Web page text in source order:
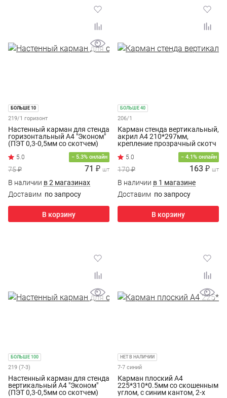
БОЛЬШЕ 10
219/1 горизонт
Настенный карман для стенда
горизонтальный А4 "Эконом"
(ПЭТ 0,3-0,5мм со скотчем)
− 5.3% онлайн
75 ₽ 71 ₽ шт
В наличии в 2 магазинах
Доставим по запросу
В корзину
БОЛЬШЕ 40
206/1
Карман стенда вертикальный,
акрил А4 210*297мм,
крепление прозрачный скотч
− 4.1% онлайн
170 ₽ 163 ₽ шт
В наличии в 1 магазине
Доставим по запросу
В корзину
БОЛЬШЕ 100
219 (7-3)
Настенный карман для стенда
вертикальный А4 "Эконом"
(ПЭТ 0,3-0,5мм со скотчем)
НЕТ В НАЛИЧИИ
7-7 синий
Карман плоский А4
225*310*0.5мм со скошенным
углом, с синим кантом, 2-х